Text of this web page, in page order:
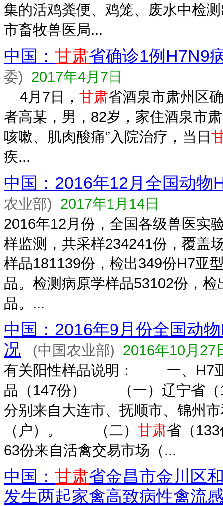
集的活鸡粪便、鸡笼、废水中检
市畜牧兽医局...
中国： 甘肃省确诊1例H7N9
委) 2017年4月7日
4月7日， 甘肃省酒泉市肃州区
者高某，男，82岁，家住酒泉市
咳嗽、肌肉酸痛”入院治疗，当日
疾...
中国：2016年12月全国动物
农业部) 2017年1月14日
2016年12月份，全国各级兽医实
样监测，共采样234241份，覆盖
样品181139份，检出349份H7亚
品。检测病原学样品53102份，
品。...
中国：2016年9月份全国动
况
(中国农业部) 2016年10月27
有关阳性样品说明： 一、H7亚
品（147份） （一）辽宁省（
分别来自大连市、抚顺市、锦州
（户）。 （二） 甘肃省（
63份来自活禽交易市场（...
中国： 甘肃省金昌市金川区
发生两起家禽高致病性禽流